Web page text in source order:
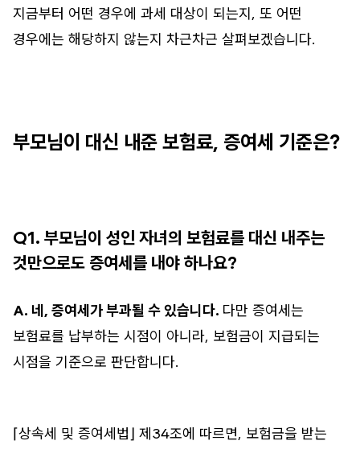
지금부터 어떤 경우에 과세 대상이 되는지, 또 어떤
경우에는 해당하지 않는지 차근차근 살펴보겠습니다.
부모님이 대신 내준 보험료, 증여세 기준은?
Q1. 부모님이 성인 자녀의 보험료를 대신 내주는
것만으로도 증여세를 내야 하나요?
A. 네, 증여세가 부과될 수 있습니다. 다만 증여세는
보험료를 납부하는 시점이 아니라, 보험금이 지급되는
시점을 기준으로 판단합니다.
⌈상속세 및 증여세법⌋ 제34조에 따르면, 보험금을 받는